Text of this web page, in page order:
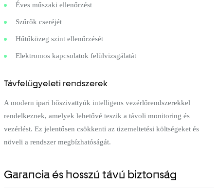
Éves műszaki ellenőrzést
Szűrők cseréjét
Hűtőközeg szint ellenőrzését
Elektromos kapcsolatok felülvizsgálatát
Távfelügyeleti rendszerek
A modern ipari hőszivattyúk intelligens vezérlőrendszerekkel
rendelkeznek, amelyek lehetővé teszik a távoli monitoring és
vezérlést. Ez jelentősen csökkenti az üzemeltetési költségeket és
növeli a rendszer megbízhatóságát.
Garancia és hosszú távú biztonság